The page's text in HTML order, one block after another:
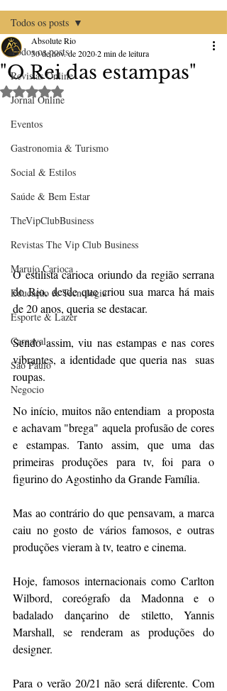
Todos os posts
Revistas Online
Jornal Online
Eventos
Gastronomia & Turismo
Social & Estilos
Saúde & Bem Estar
TheVipClubBusiness
Revistas The Vip Club Business
Marujo Carioca
Educação & Tecnologia
Esporte & Lazer
Carnaval
São Paulo
Negocio
Todos os posts
"O Rei das estampas"
Absolute Rio
30 de nov. de 20202 min de leitura
Avaliado com NaN de 5 estrelas.
O estilista carioca oriundo da região serrana
do Rio, desde que criou sua marca há mais
de 20 anos, queria se destacar.
Sendo assim, viu nas estampas e nas cores
vibrantes, a identidade que queria nas  suas
roupas.
No início, muitos não entendiam  a proposta
e achavam "brega" aquela profusão de cores
e estampas. Tanto assim, que uma das
primeiras produções para tv, foi para o
figurino do Agostinho da Grande Família.
Mas ao contrário do que pensavam, a marca
caiu no gosto de vários famosos, e outras
produções vieram à tv, teatro e cinema.
Hoje, famosos internacionais como Carlton
Wilbord, coreógrafo da Madonna e o
badalado dançarino de stiletto, Yannis
Marshall, se renderam as produções do
designer.
Para o verão 20/21 não será diferente. Com